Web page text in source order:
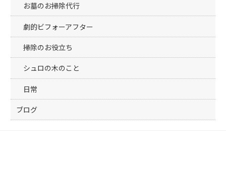
お墓のお掃除代行
劇的ビフォーアフター
掃除のお役立ち
シュロの木のこと
日常
ブログ